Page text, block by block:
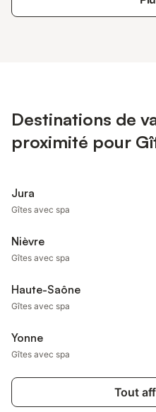
Destinations de
proximité pour
Jura
Gîtes avec spa
Nièvre
Gîtes avec spa
Haute-Saône
Gîtes avec spa
Yonne
Gîtes avec spa
Tout